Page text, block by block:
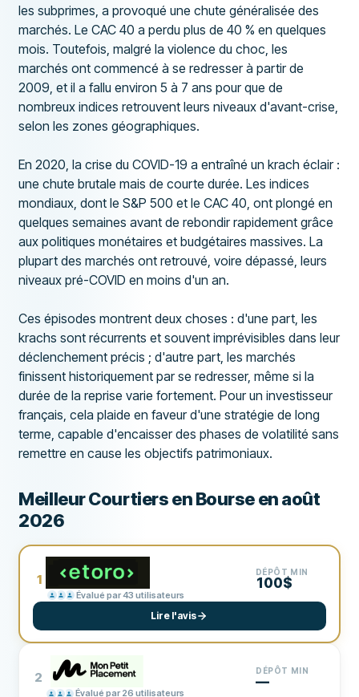
les subprimes, a provoqué une chute généralisée des
marchés. Le CAC 40 a perdu plus de 40 % en quelques
mois. Toutefois, malgré la violence du choc, les
marchés ont commencé à se redresser à partir de
2009, et il a fallu environ 5 à 7 ans pour que de
nombreux indices retrouvent leurs niveaux d'avant-crise,
selon les zones géographiques.
En 2020, la crise du COVID-19 a entraîné un krach éclair :
une chute brutale mais de courte durée. Les indices
mondiaux, dont le S&P 500 et le CAC 40, ont plongé en
quelques semaines avant de rebondir rapidement grâce
aux politiques monétaires et budgétaires massives. La
plupart des marchés ont retrouvé, voire dépassé, leurs
niveaux pré-COVID en moins d'un an.
Ces épisodes montrent deux choses : d'une part, les
krachs sont récurrents et souvent imprévisibles dans leur
déclenchement précis ; d'autre part, les marchés
finissent historiquement par se redresser, même si la
durée de la reprise varie fortement. Pour un investisseur
français, cela plaide en faveur d'une stratégie de long
terme, capable d'encaisser des phases de volatilité sans
remettre en cause les objectifs patrimoniaux.
Meilleur Courtiers en Bourse en août
2026
1
Évalué par 43 utilisateurs
DÉPÔT MIN
100$
Lire l'avis
2
Évalué par 26 utilisateurs
DÉPÔT MIN
—